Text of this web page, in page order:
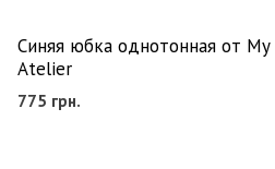
Синяя юбка однотонная от My
Atelier
775 грн.